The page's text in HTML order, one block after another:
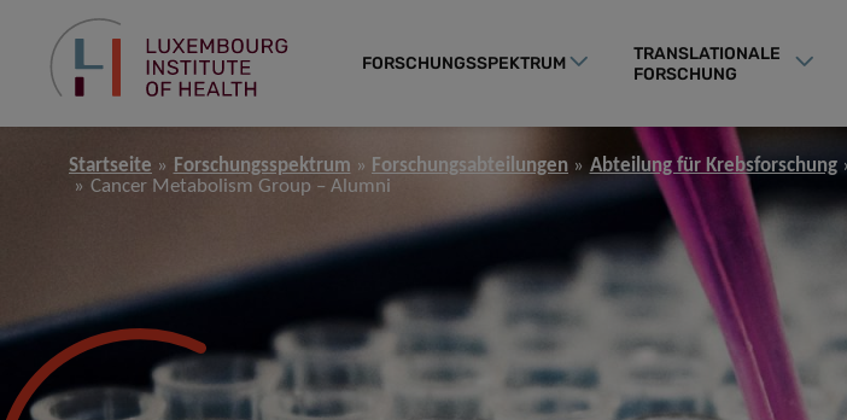
FORSCHUNGSSPEKTRUM
TRANSLATIONALE
FORSCHUNG
Startseite Forschungsspektrum Forschungsabteilungen Abteilung für Krebsforschung
Cancer Metabolism Group – Alumni